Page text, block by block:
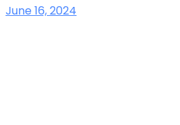
June 16, 2024